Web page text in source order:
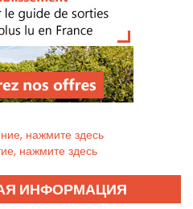
нажмите здесь
нажмите здесь
ИНФОРМАЦИЯ